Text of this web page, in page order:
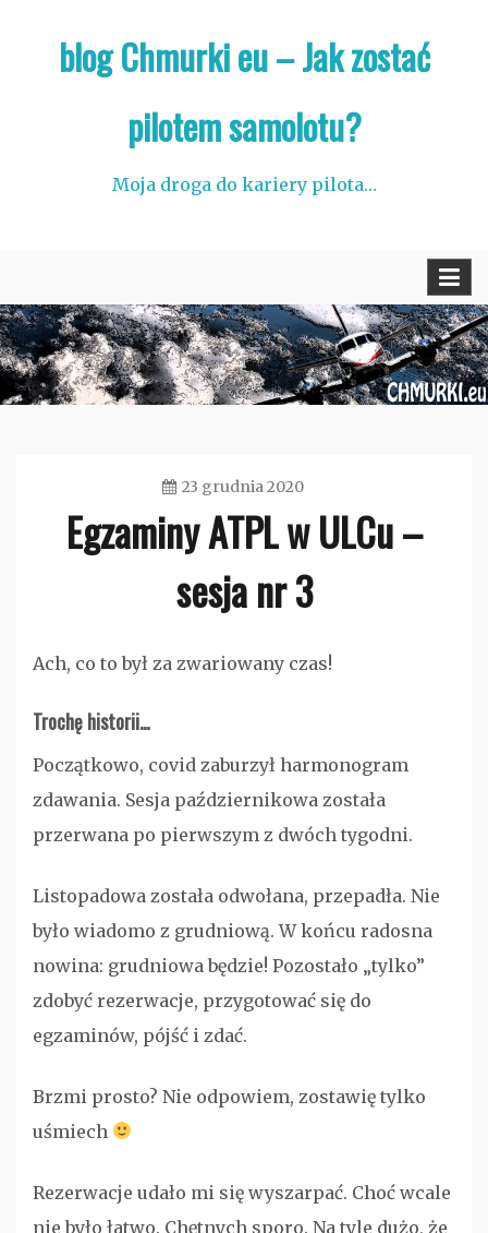
blog Chmurki eu – Jak zostać
pilotem samolotu?
Moja droga do kariery pilota…
23 grudnia 2020
admin
Egzaminy ATPL w ULCu –
sesja nr 3
kategorii
Ach, co to był za zwariowany czas!
Trochę historii…
Początkowo, covid zaburzył harmonogram
zdawania. Sesja październikowa została
przerwana po pierwszym z dwóch tygodni.
Listopadowa została odwołana, przepadła. Nie
było wiadomo z grudniową. W końcu radosna
nowina: grudniowa będzie! Pozostało „tylko”
zdobyć rezerwacje, przygotować się do
egzaminów, pójść i zdać.
Brzmi prosto? Nie odpowiem, zostawię tylko
uśmiech
Rezerwacje udało mi się wyszarpać. Choć wcale
nie było łatwo. Chętnych sporo. Na tyle dużo, że